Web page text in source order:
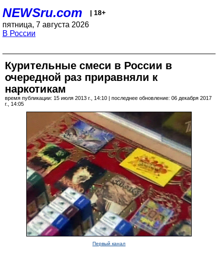
NEWSru.com | 18+
пятница, 7 августа 2026
В России
Курительные смеси в России в
очередной раз приравняли к
наркотикам
время публикации: 15 июля 2013 г., 14:10 | последнее обновление: 06 декабря 2017
г., 14:05
Первый канал